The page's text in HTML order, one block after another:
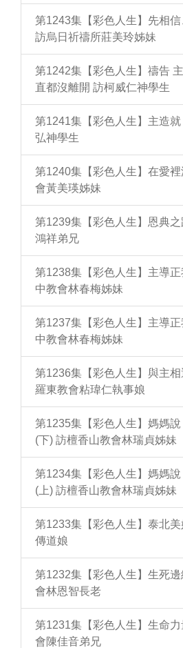
第1243集【彩色人生】先相
訪烏日祈禱所莊美玲姊妹
第1242集【彩色人生】禱告
直都沒離開 訪柯威仁神學生
第1241集【彩色人生】主造
弘神學生
第1240集【彩色人生】在愛
會黃美瑛姊妹
第1239集【彩色人生】恩典
鴻祥弟兄
第1238集【彩色人生】主導
中教會林春梅姊妹
第1237集【彩色人生】主導
中教會林春梅姊妹
第1236集【彩色人生】與主
羅東教會粘瑋仁執事娘
第1235集【彩色人生】媽媽
(下) 訪檀香山教會林瑞貞姊妹
第1234集【彩色人生】媽媽
(上) 訪檀香山教會林瑞貞姊妹
第1233集【彩色人生】泰北
傳道娘
第1232集【彩色人生】生死
會林恩智長老
第1231集【彩色人生】生命
會陳佳音弟兄